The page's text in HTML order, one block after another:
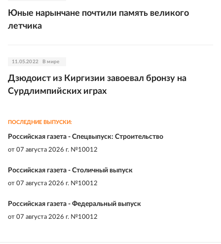
Юные нарынчане почтили память великого
летчика
11.05.2022 В мире
Дзюдоист из Киргизии завоевал бронзу на
Сурдлимпийских играх
ПОСЛЕДНИЕ ВЫПУСКИ:
Российская газета - Спецвыпуск: Строительство
от 07 августа 2026 г. №10012
Российская газета - Столичный выпуск
от 07 августа 2026 г. №10012
Российская газета - Федеральный выпуск
от 07 августа 2026 г. №10012